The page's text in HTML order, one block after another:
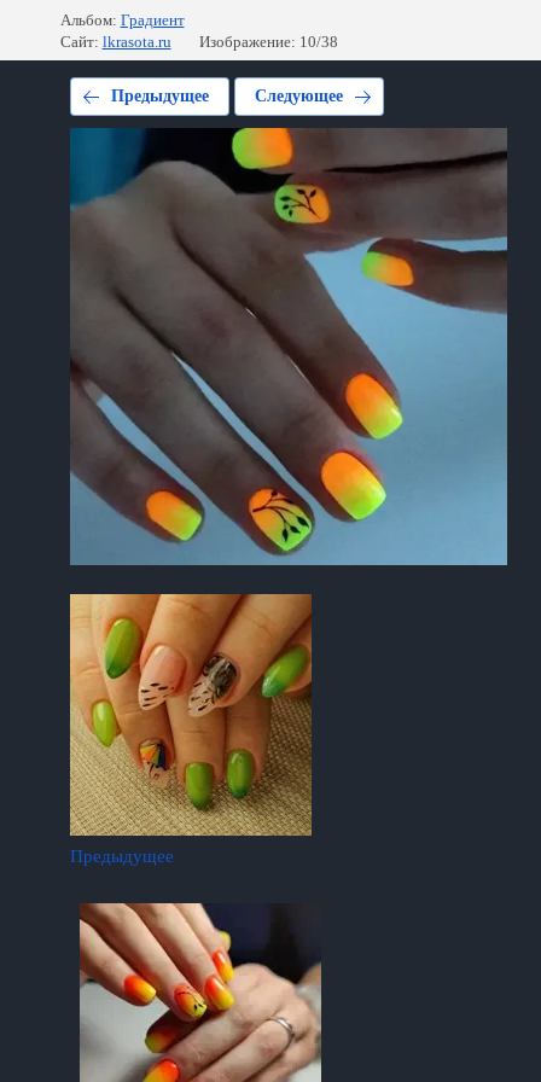
Альбом: Градиент
Сайт: lkrasota.ru Изображение: 10/38
Предыдущее Следующее
Предыдущее